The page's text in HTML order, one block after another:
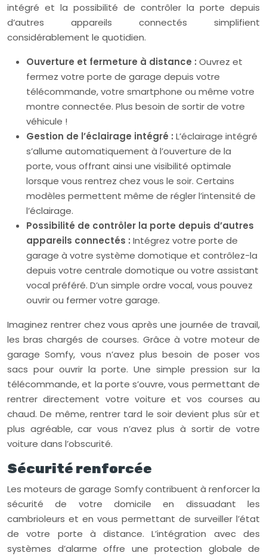
intégré et la possibilité de contrôler la porte depuis
d’autres appareils connectés simplifient
considérablement le quotidien.
Ouverture et fermeture à distance : Ouvrez et
fermez votre porte de garage depuis votre
télécommande, votre smartphone ou même votre
montre connectée. Plus besoin de sortir de votre
véhicule !
Gestion de l’éclairage intégré : L’éclairage intégré
s’allume automatiquement à l’ouverture de la
porte, vous offrant ainsi une visibilité optimale
lorsque vous rentrez chez vous le soir. Certains
modèles permettent même de régler l’intensité de
l’éclairage.
Possibilité de contrôler la porte depuis d’autres
appareils connectés : Intégrez votre porte de
garage à votre système domotique et contrôlez-la
depuis votre centrale domotique ou votre assistant
vocal préféré. D’un simple ordre vocal, vous pouvez
ouvrir ou fermer votre garage.
Imaginez rentrer chez vous après une journée de travail,
les bras chargés de courses. Grâce à votre moteur de
garage Somfy, vous n’avez plus besoin de poser vos
sacs pour ouvrir la porte. Une simple pression sur la
télécommande, et la porte s’ouvre, vous permettant de
rentrer directement votre voiture et vos courses au
chaud. De même, rentrer tard le soir devient plus sûr et
plus agréable, car vous n’avez plus à sortir de votre
voiture dans l’obscurité.
Sécurité renforcée
Les moteurs de garage Somfy contribuent à renforcer la
sécurité de votre domicile en dissuadant les
cambrioleurs et en vous permettant de surveiller l’état
de votre porte à distance. L’intégration avec des
systèmes d’alarme offre une protection globale de